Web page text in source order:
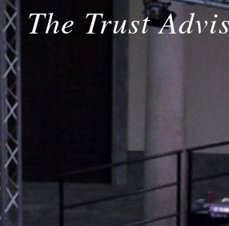
The Trust